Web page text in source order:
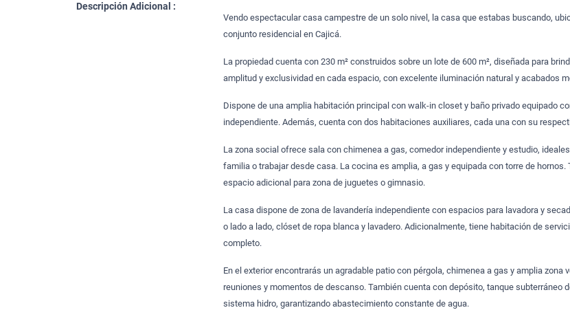
Descripción Adicional :
Vendo espectacular casa campestre de un solo nivel, la casa que estabas buscando,
conjunto residencial en Cajicá.
La propiedad cuenta con 230 m² construidos sobre un lote de 600 m², diseñada para
amplitud y exclusividad en cada espacio, con excelente iluminación natural y acabados
Dispone de una amplia habitación principal con walk-in closet y baño privado equipado
independiente. Además, cuenta con dos habitaciones auxiliares, cada una con su
La zona social ofrece sala con chimenea a gas, comedor independiente y estudio,
familia o trabajar desde casa. La cocina es amplia, a gas y equipada con torre de hornos.
espacio adicional para zona de juguetes o gimnasio.
La casa dispone de zona de lavandería independiente con espacios para lavadora y
o lado a lado, clóset de ropa blanca y lavadero. Adicionalmente, tiene habitación de
completo.
En el exterior encontrarás un agradable patio con pérgola, chimenea a gas y amplia zona
reuniones y momentos de descanso. También cuenta con depósito, tanque subterráneo
sistema hidro, garantizando abastecimiento constante de agua.